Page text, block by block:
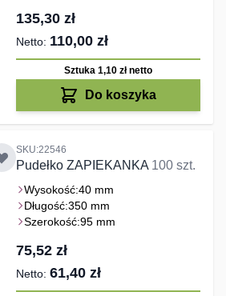
135,30 zł
110,00 zł
Sztuka 1,10 złnetto
Do koszyka
SKU:22546
Pudełko ZAPIEKANKA 100 szt.
Wysokość:40 mm
Długość:350 mm
Szerokość:95 mm
75,52 zł
61,40 zł